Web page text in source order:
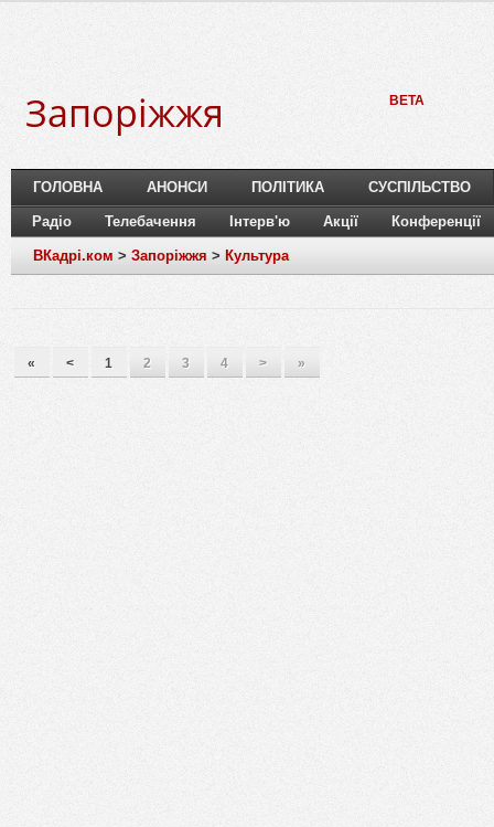
Запоріжжя BETA
ГОЛОВНА АНОНСИ ПОЛІТИКА СУСПІЛЬСТВО
Радіо Телебачення Інтерв'ю Акції Конференції
ВКадрі.ком > Запоріжжя > Культура
« < 1 2 3 4 > »